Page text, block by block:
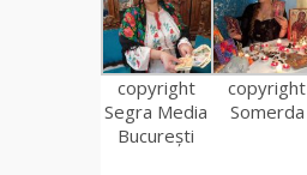
copyright
Segra Media
București
copyright
Somerda